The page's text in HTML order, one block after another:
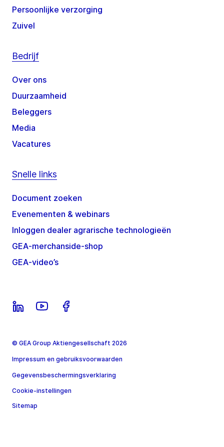
Persoonlijke verzorging
Zuivel
Bedrijf
Over ons
Duurzaamheid
Beleggers
Media
Vacatures
Snelle links
Document zoeken
Evenementen & webinars
Inloggen dealer agrarische technologieën
GEA-merchanside-shop
GEA-video’s
© GEA Group Aktiengesellschaft 2026
Impressum en gebruiksvoorwaarden
Gegevensbeschermingsverklaring
Cookie-instellingen
Sitemap